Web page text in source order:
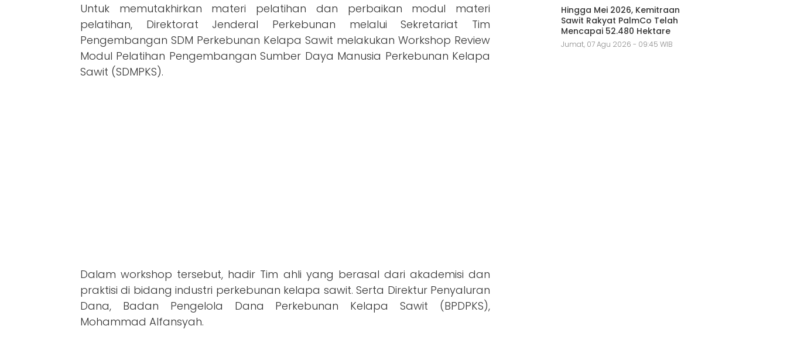
Untuk memutakhirkan materi pelatihan dan perbaikan modul materi
pelatihan, Direktorat Jenderal Perkebunan melalui Sekretariat Tim
Pengembangan SDM Perkebunan Kelapa Sawit melakukan Workshop Review
Modul Pelatihan Pengembangan Sumber Daya Manusia Perkebunan Kelapa
Sawit (SDMPKS).
Dalam workshop tersebut, hadir Tim ahli yang berasal dari akademisi dan
praktisi di bidang industri perkebunan kelapa sawit. Serta Direktur Penyaluran
Dana, Badan Pengelola Dana Perkebunan Kelapa Sawit (BPDPKS),
Mohammad Alfansyah.
Hingga Mei 2026, Kemitraan
Sawit Rakyat PalmCo Telah
Mencapai 52.480 Hektare
Jumat, 07 Agu 2026 - 09:45 WIB